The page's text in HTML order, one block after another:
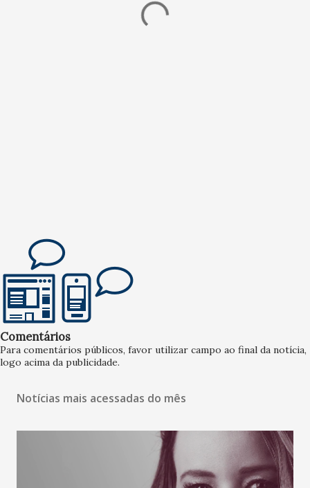
Comentários
Para comentários públicos, favor utilizar campo ao final da notícia,
logo acima da publicidade.
Notícias mais acessadas do mês